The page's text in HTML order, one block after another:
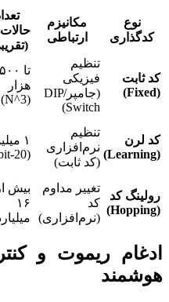
نوع
کدگذاری
مکانیزم
ارتباطی
کد ثابت
(Fixed)
تنظیم
فیزیکی
(جامپر/DIP
Switch)
تا ۵۰۰
هزار
(3^N)
کد لرن
(Learning)
تنظیم
نرم‌افزاری
(کد ثابت)
۱
(20-bit)
رولینگ کد
(Hopping)
تغییر مداوم
کد
(نرم‌افزاری)
بیش
۱۶
ادغام ریموت و
هوشمند